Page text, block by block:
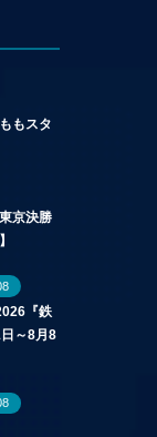
もスタ
京決勝
『鉄
～8月8